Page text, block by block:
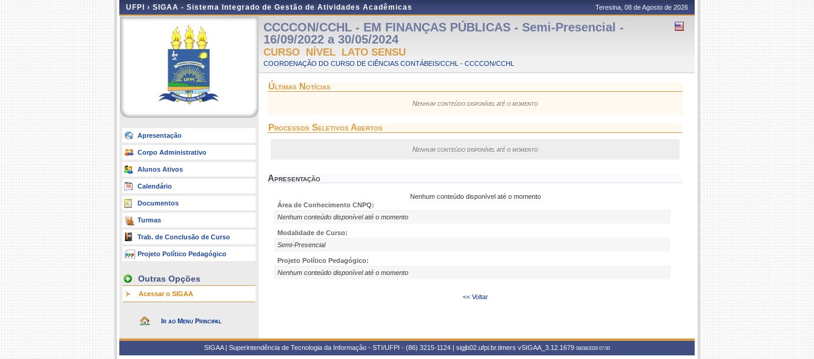
UFPI › SIGAA - Sistema Integrado de Gestão de Atividades Acadêmicas Teresina, 08 de Agosto de 2026
Apresentação
Corpo Administrativo
Alunos Ativos
Calendário
Documentos
Turmas
Trab. de Conclusão de Curso
Projeto Político Pedagógico
Outras Opções
Acessar o SIGAA
Ir ao Menu Principal
CCCCON/CCHL - EM FINANÇAS PÚBLICAS - Semi-Presencial -
16/09/2022 a 30/05/2024
CURSO NÍVEL LATO SENSU
COORDENAÇÃO DO CURSO DE CIÊNCIAS CONTÁBEIS/CCHL - CCCCON/CCHL
Últimas Notícias
Nenhum conteúdo disponível até o momento
Processos Seletivos Abertos
Nenhum conteúdo disponível até o momento
Apresentação
Nenhum conteúdo disponível até o momento
Área de Conhecimento CNPQ:
Nenhum conteúdo disponível até o momento
Modalidade de Curso:
Semi-Presencial
Projeto Político Pedagógico:
Nenhum conteúdo disponível até o momento
<< Voltar
SIGAA | Superintendência de Tecnologia da Informação - STI/UFPI - (86) 3215-1124 | sigjb02.ufpi.br.timers vSIGAA_3.12.1679 08/08/2026 07:50